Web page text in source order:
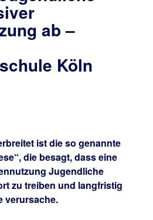
ab –
Köln
ist die so genannte
die besagt, dass eine
Jugendliche
zu treiben und langfristig
verursache.